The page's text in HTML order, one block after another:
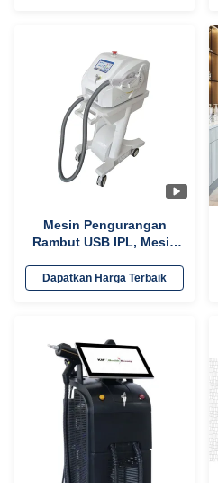
Mesin Pengurangan
Rambut USB IPL, Mesin
Lampu Intense Pulsed
OEM / ODM
Dapatkan Harga Terbaik